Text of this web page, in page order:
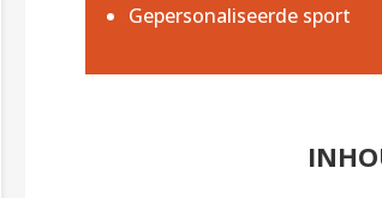
Gepersonaliseerde sport